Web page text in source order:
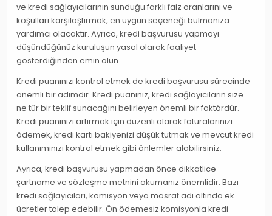
ve kredi sağlayıcılarının sunduğu farklı faiz oranlarını ve
koşulları karşılaştırmak, en uygun seçeneği bulmanıza
yardımcı olacaktır. Ayrıca, kredi başvurusu yapmayı
düşündüğünüz kuruluşun yasal olarak faaliyet
gösterdiğinden emin olun.
Kredi puanınızı kontrol etmek de kredi başvurusu sürecinde
önemli bir adımdır. Kredi puanınız, kredi sağlayıcıların size
ne tür bir teklif sunacağını belirleyen önemli bir faktördür.
Kredi puanınızı artırmak için düzenli olarak faturalarınızı
ödemek, kredi kartı bakiyenizi düşük tutmak ve mevcut kredi
kullanımınızı kontrol etmek gibi önlemler alabilirsiniz.
Ayrıca, kredi başvurusu yapmadan önce dikkatlice
şartname ve sözleşme metnini okumanız önemlidir. Bazı
kredi sağlayıcıları, komisyon veya masraf adı altında ek
ücretler talep edebilir. Ön ödemesiz komisyonla kredi